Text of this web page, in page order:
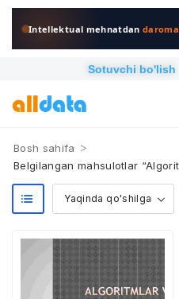
Intellektual mehnatdan
Sotuvchi bo'lish
Bosh sahifa >
Belgilangan mahsulotlar